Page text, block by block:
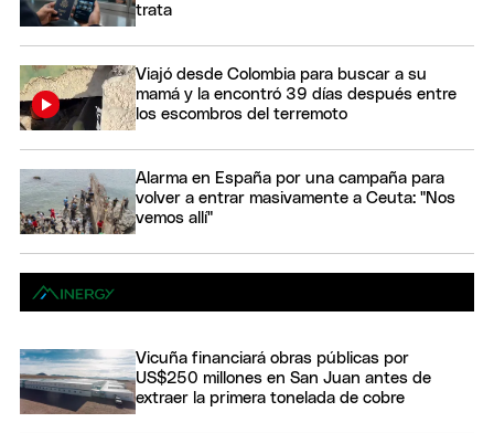
trata
Viajó desde Colombia para buscar a su
mamá y la encontró 39 días después entre
los escombros del terremoto
Alarma en España por una campaña para
volver a entrar masivamente a Ceuta: "Nos
vemos allí"
Vicuña financiará obras públicas por
US$250 millones en San Juan antes de
extraer la primera tonelada de cobre